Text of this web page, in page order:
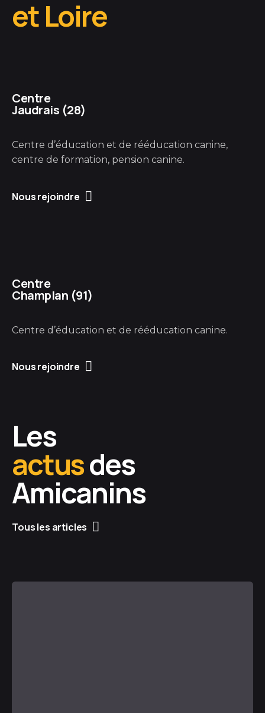
Centre
Champlan (91)
Centre d’éducation et de rééducation canine.
Nous rejoindre
Centre
Jaudrais (28)
Centre d’éducation et de rééducation canine,
centre de formation, pension canine.
Nous rejoindre
et Loire
Les
actusdes
Amicanins
Tous les articles